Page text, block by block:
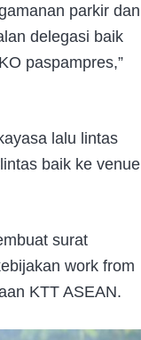
parkir dan
delegasi baik
paspampres,”
lalu lintas
baik ke venue
surat
work from
KTT ASEAN.